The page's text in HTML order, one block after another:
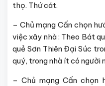
thọ. Thứ cát.
– Chủ mạng Cấn chọn
việc xây nhà : Theo Bát
quẻ Sơn Thiên Đại Súc
quý, trong nhà ít có
– Chủ mạng Cấn chọn